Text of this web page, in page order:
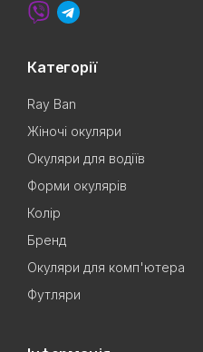
Категорії
Ray Ban
Жіночі окуляри
Окуляри для водіїв
Форми окулярів
Колір
Бренд
Окуляри для комп'ютера
Футляри